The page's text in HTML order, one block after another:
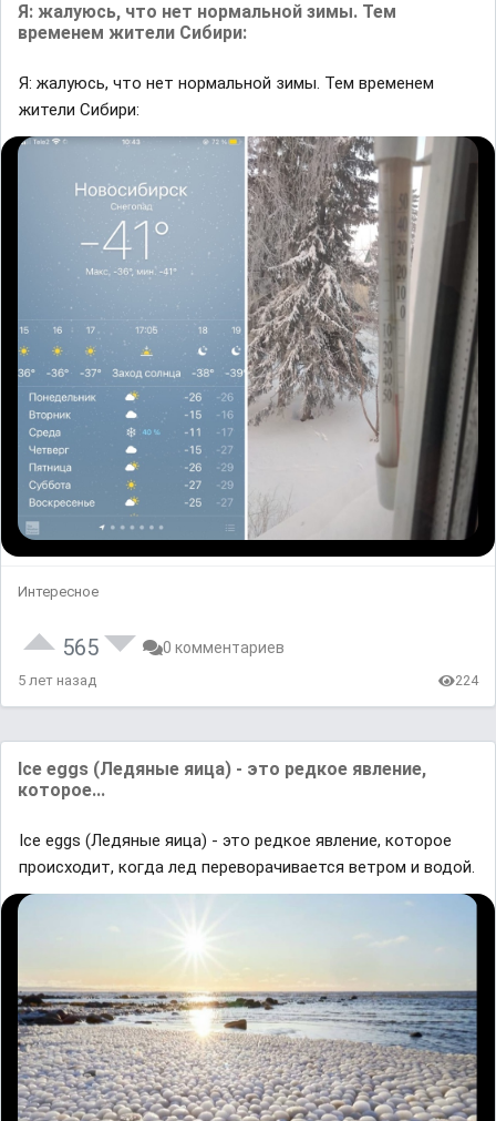
Я: жалуюсь, что нет нормальной зимы. Тем
временем жители Сибири:
Я: жалуюсь, что нет нормальной зимы. Тем временем
жители Сибири:
Интересное
565 0 комментариев
5 лет назад 224
Ice eggs (Ледяные яица) - это редкое явление,
которое...
Ice eggs (Ледяные яица) - это редкое явление, которое
происходит, когда лед переворачивается ветром и водой.